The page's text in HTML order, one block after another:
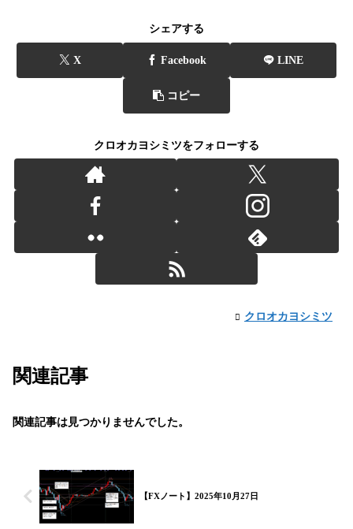
シェアする
X Facebook LINE
コピー
クロオカヨシミツをフォローする
クロオカヨシミツ
関連記事
関連記事は見つかりませんでした。
【FXノート】2025年10月27日